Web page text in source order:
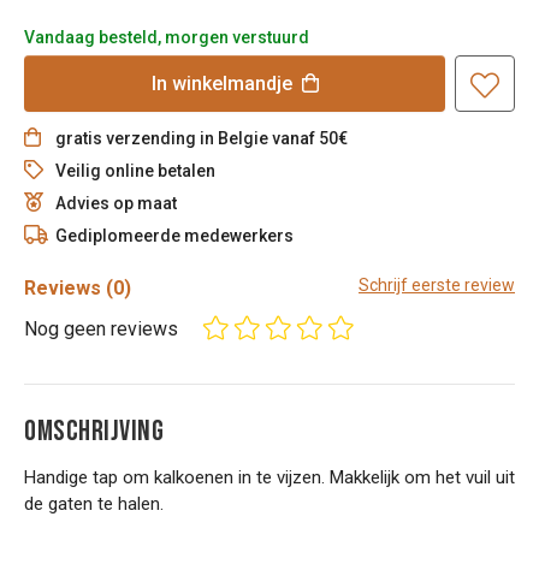
Vandaag besteld, morgen verstuurd
In winkelmandje
gratis verzending in Belgie vanaf 50€
Veilig online betalen
Advies op maat
Gediplomeerde medewerkers
Reviews (0) Schrijf eerste review
Nog geen reviews
OMSCHRIJVING
Handige tap om kalkoenen in te vijzen. Makkelijk om het vuil uit
de gaten te halen.